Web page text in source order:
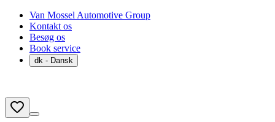
Van Mossel Automotive Group
Kontakt os
Besøg os
Book service
dk - Dansk